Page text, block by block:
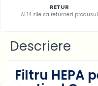
RETUR
Ai 14 zile sa returnezi produsul
Descriere
Filtru HEPA